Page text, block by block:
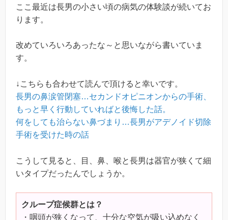
ここ最近は長男の小さい頃の病気の体験談が続いてお
ります。
改めていろいろあったな～と思いながら書いていま
す。
↓こちらも合わせて読んで頂けると幸いです。
長男の鼻涙管閉塞…セカンドオピニオンからの手術、
もっと早く行動していればと後悔した話。
何をしても治らない鼻づまり…長男がアデノイド切除
手術を受けた時の話
こうして見ると、目、鼻、喉と長男は器官が狭くて細
いタイプだったんでしょうか。
クループ症候群とは？
・咽頭が狭くなって、十分な空気が吸い込めなく